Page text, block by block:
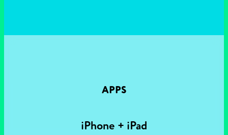
APPS
iPhone + iPad